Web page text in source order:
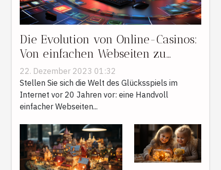
Die Evolution von Online-Casinos:
Von einfachen Webseiten zu
virtuellen Erlebniswelten
22. Dezember 2023 01:32
Stellen Sie sich die Welt des Glücksspiels im
Internet vor 20 Jahren vor: eine Handvoll
einfacher Webseiten...